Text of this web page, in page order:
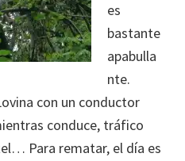
es
bastante
apabulla
nte.
con un conductor
conduce, tráfico
Para rematar, el día es